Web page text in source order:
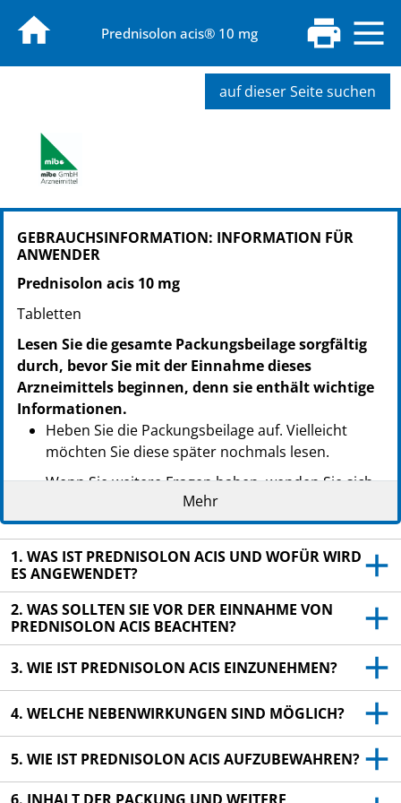
Prednisolon acis® 10 mg
auf dieser Seite suchen
PZN: 02107854
PPN: 110210785465
GTIN: 04260577692213
PZN: 02107877
PPN: 110210787721
GTIN: 04260577692220
PZN: 02107908
PPN: 110210790868
GTIN: 04260577692237
GEBRAUCHSINFORMATION: INFORMATION FÜR
ANWENDER
Prednisolon acis 10 mg
Tabletten
Lesen Sie die gesamte Packungsbeilage sorgfältig
durch, bevor Sie mit der Einnahme dieses
Arzneimittels beginnen, denn sie enthält wichtige
Informationen.
Heben Sie die Packungsbeilage auf. Vielleicht
möchten Sie diese später nochmals lesen.
Wenn Sie weitere Fragen haben, wenden Sie sich
an Ihren Arzt oder Apotheker.
Dieses Arzneimittel wurde Ihnen persönlich
verschrieben. Geben Sie es nicht an Dritte weiter.
Es kann anderen Menschen schaden, auch wenn
diese die gleichen Beschwerden haben wie Sie.
Wenn Sie Nebenwirkungen bemerken, wenden Sie
sich an Ihren Arzt oder Apotheker. Dies gilt auch
für Nebenwirkungen, die nicht in dieser
Packungsbeilage angegeben sind. Siehe Abschnitt
4.
Mehr
1. WAS IST PREDNISOLON ACIS UND WOFÜR WIRD
ES ANGEWENDET?
2. WAS SOLLTEN SIE VOR DER EINNAHME VON
PREDNISOLON ACIS BEACHTEN?
3. WIE IST PREDNISOLON ACIS EINZUNEHMEN?
4. WELCHE NEBENWIRKUNGEN SIND MÖGLICH?
5. WIE IST PREDNISOLON ACIS AUFZUBEWAHREN?